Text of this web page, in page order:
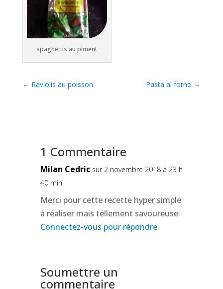
spaghettis au piment
← Raviolis au poisson Pasta al forno →
1 Commentaire
Milan Cedric sur 2 novembre 2018 à 23 h
40 min
Merci pour cette recette hyper simple
à réaliser mais tellement savoureuse.
Connectez-vous pour répondre
Soumettre un
commentaire